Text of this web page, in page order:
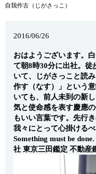
自我作古（じがさっこ）
2016/06/26
おはようございます。
て朝8時30分に出社。徒
いて、じがさっこと読
作す（なす）」という
いても、前人未到の新
気と使命感を表す慶應
もいい言葉です。先行
我々にとって心掛ける
Something must be
社 東京三田鑑定 不動産